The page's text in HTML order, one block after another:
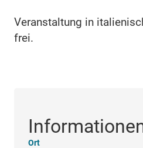
Veranstaltung in
frei.
Ort